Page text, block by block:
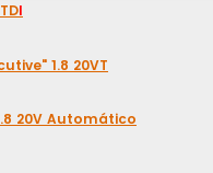
I
1.8 20VT
20V Automático